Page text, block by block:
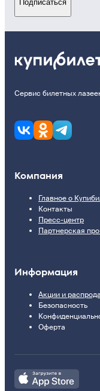
Подписаться
Сервис билетных
Компания
Главное о
Контакты
Пресс-центр
Партнерская
Информация
Акции и
Безопасность
Оферта